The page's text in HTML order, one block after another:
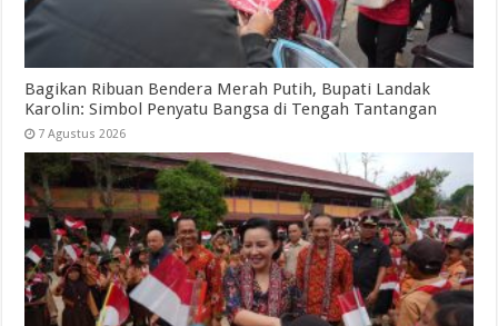
Bagikan Ribuan Bendera Merah Putih, Bupati Landak
Karolin: Simbol Penyatu Bangsa di Tengah Tantangan
7 Agustus 2026